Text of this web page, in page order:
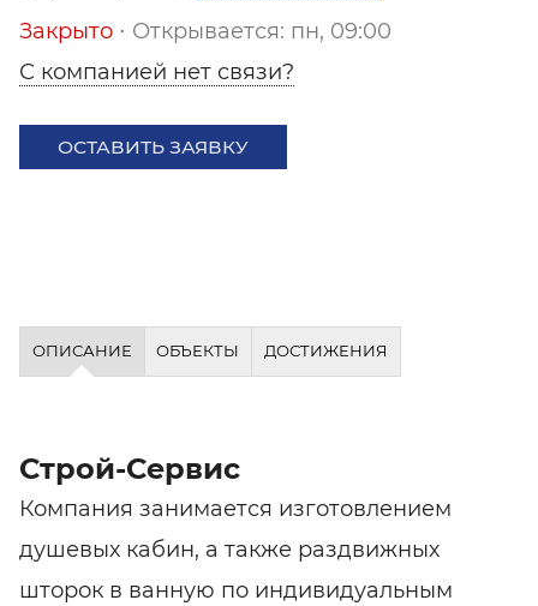
Закрыто ⋅ Открывается: пн, 09:00
С компанией нет связи?
ОСТАВИТЬ ЗАЯВКУ
ОПИСАНИЕ ОБЪЕКТЫ ДОСТИЖЕНИЯ
Строй-Сервис
Компания занимается изготовлением
душевых кабин, а также раздвижных
шторок в ванную по индивидуальным